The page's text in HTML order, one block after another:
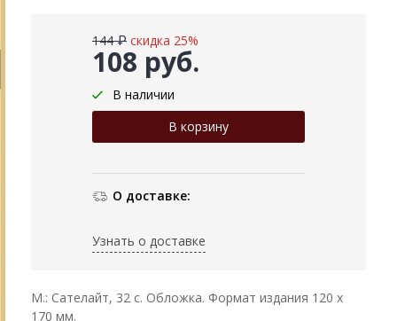
108 руб.
144 ₽ скидка 25%
В наличии
О доставке:
Узнать о доставке
М.: Сателайт, 32 с. Обложка. Формат издания 120 х
170 мм.